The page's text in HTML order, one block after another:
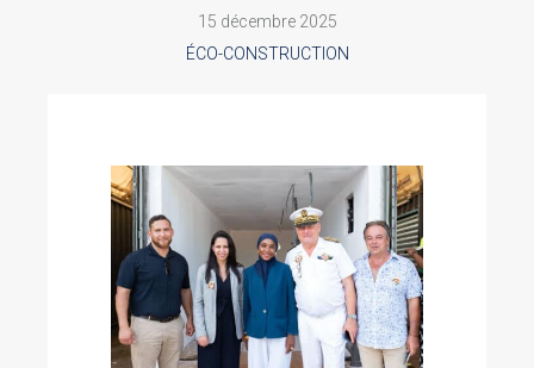
15 décembre 2025
ÉCO-CONSTRUCTION